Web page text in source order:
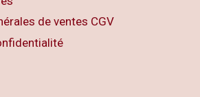
de ventes CGV